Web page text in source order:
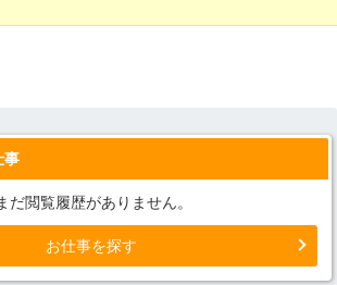
事
だ閲覧履歴がありません。
お仕事を探す